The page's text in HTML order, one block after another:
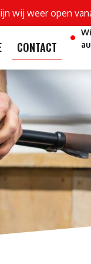
wij weer open
CONTACT